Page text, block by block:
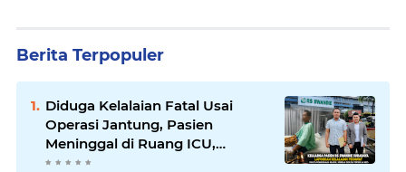
Berita Terpopuler
Diduga Kelalaian Fatal Usai
Operasi Jantung, Pasien
Meninggal di Ruang ICU,
Keluarga Tuntut RSUD dr.